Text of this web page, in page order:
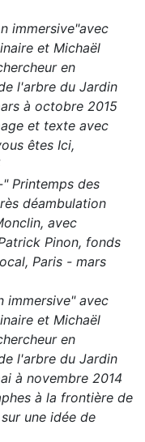
immersive"avec
et Michaël
en
l'arbre du Jardin
à octobre 2015
et texte avec
êtes Ici,
" Printemps des
déambulation
avec
Pinon, fonds
Paris - mars
immersive" avec
et Michaël
en
l'arbre du Jardin
à novembre 2014
à la frontière de
une idée de